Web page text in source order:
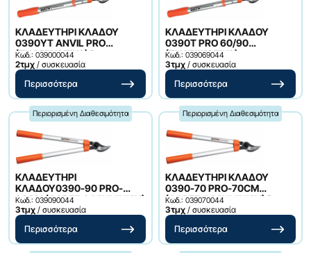
ΚΛΑΔΕΥΤΗΡΙ ΚΛΑΔΟΥ
0390YT ANVIL PRO
(ΤΗΛΕΣΚΟΠΙΚΟ) D
Κωδ.: 039000044
2τμχ / συσκευασία
Περισσότερα
ΚΛΑΔΕΥΤΗΡΙ ΚΛΑΔΟΥ
0390T PRO 60/90
(ΤΗΛΕΣΚΟΠΙΚΟ)
Κωδ.: 039069044
3τμχ / συσκευασία
Περισσότερα
Περιορισμένη Διαθεσιμότητα
ΚΛΑΔΕΥΤΗΡΙ
ΚΛΑΔΟΥ0390-90 PRO-
90CM (ΛΑΒΕΣ ΑΛΟΥΜΙΝΙΟΥ)
D
Κωδ.: 039090044
3τμχ / συσκευασία
Περισσότερα
Περιορισμένη Διαθεσιμότητα
ΚΛΑΔΕΥΤΗΡΙ ΚΛΑΔΟΥ
0390-70 PRO-70CM
(ΛΑΒΕΣ ΑΛΟΥΜΙΝΙΟΥ) D
Κωδ.: 039070044
3τμχ / συσκευασία
Περισσότερα